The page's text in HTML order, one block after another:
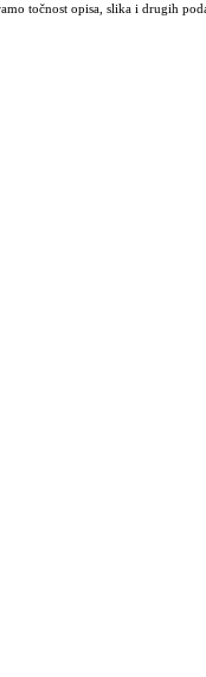
točnost opisa, slika i drugih